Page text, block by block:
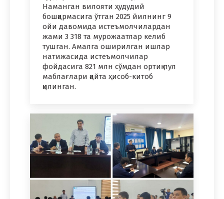
Наманган вилояти ҳудудий
бошқармасига ўтган 2025 йилнинг 9
ойи давомида истеъмолчилардан
жами 3 318 та мурожаатлар келиб
тушган. Амалга оширилган ишлар
натижасида истеъмолчилар
фойдасига 821 млн сўмдан ортиқ пул
маблағлари қайта ҳисоб-китоб
қилинган.